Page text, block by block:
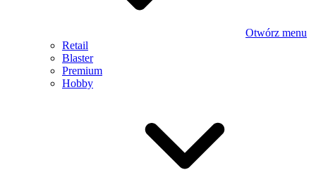
Otwórz menu
Retail
Blaster
Premium
Hobby